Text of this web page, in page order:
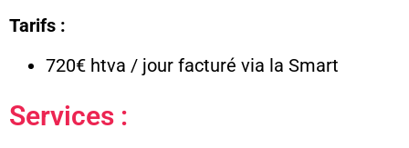
Tarifs :
720€ htva / jour facturé via la Smart
Services :